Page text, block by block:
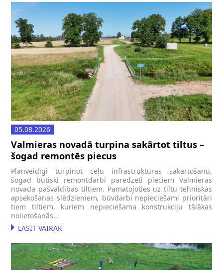
05.08.2026
Valmieras novadā turpina sakārtot tiltus –
šogad remontēs piecus
Plānveidīgi turpinot ceļu infrastruktūras sakārtošanu,
šogad būtiski remontdarbi paredzēti pieciem Valmieras
novada pašvaldības tiltiem. Pamatojoties uz tiltu tehniskās
apsekošanas slēdzieniem, būvdarbi nepieciešami prioritāri
tiem tiltiem, kuriem nepieciešama konstrukciju tālākas
nolietošanās…
LASĪT VAIRĀK